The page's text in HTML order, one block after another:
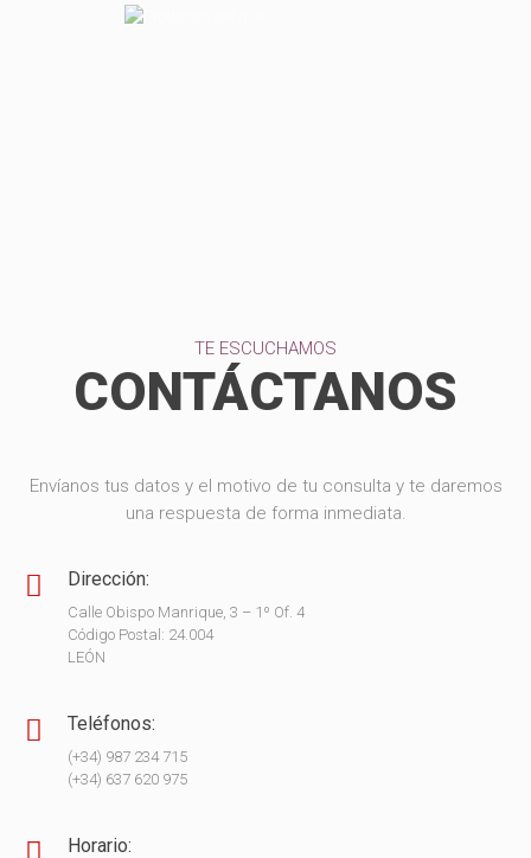
TE ESCUCHAMOS
CONTÁCTANOS
Envíanos tus datos y el motivo de tu consulta y te daremos
una respuesta de forma inmediata.
Dirección:
Calle Obispo Manrique, 3 – 1º Of. 4
Código Postal: 24.004
LEÓN
Teléfonos:
(+34) 987 234 715
(+34) 637 620 975
Horario: